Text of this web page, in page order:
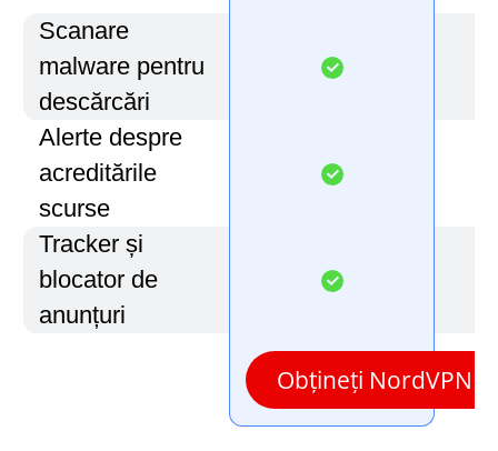
Scanare
malware pentru
descărcări
Alerte despre
acreditările
scurse
Tracker și
blocator de
anunțuri
Obțineți NordVPN